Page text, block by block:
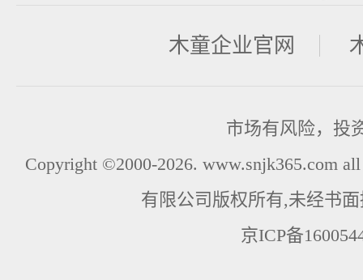
木童企业官网
市场有风险，投
Copyright ©2000-2026. www.snjk365.com
有限公司版权所有,未经书
京ICP备